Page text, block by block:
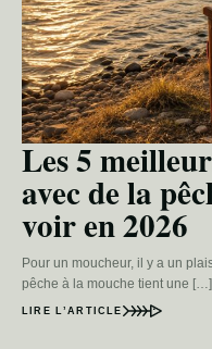
Les 5
avec de la
voir en 2026
Pour un moucheur, il y a un
pêche à la mouche tient une […]
LIRE L’ARTICLE